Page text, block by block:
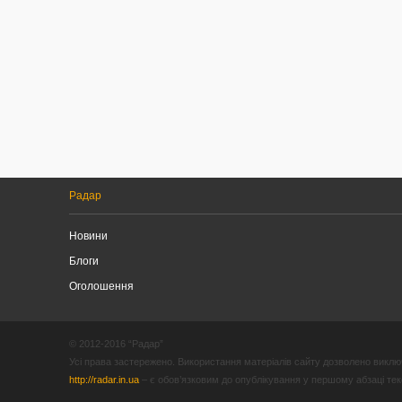
Радар
Новини
Блоги
Оголошення
© 2012-2016 “Радар”
Усі права застережено. Використання матеріалів сайту дозволено
http://radar.in.ua – є обов’язковим до опублікування у першому абзаці